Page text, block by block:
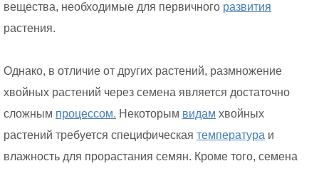
вещества, необходимые для первичного развития
растения.
Однако, в отличие от других растений, размножение
хвойных растений через семена является достаточно
сложным процессом. Некоторым видам хвойных
растений требуется специфическая температура и
влажность для прорастания семян. Кроме того, семена